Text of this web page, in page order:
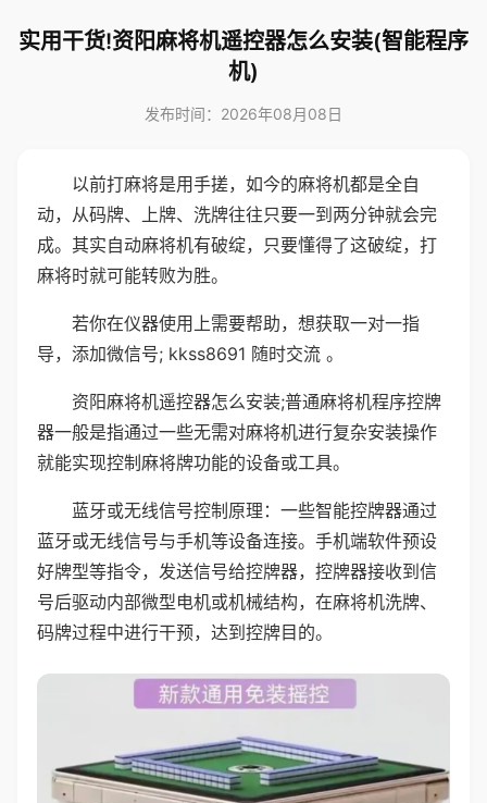
实用干货!资阳麻将机遥控器怎么安装(智能程序
机)
发布时间：2026年08月08日
以前打麻将是用手搓，如今的麻将机都是全自
动，从码牌、上牌、洗牌往往只要一到两分钟就会完
成。其实自动麻将机有破绽，只要懂得了这破绽，打
麻将时就可能转败为胜。
若你在仪器使用上需要帮助，想获取一对一指
导，添加微信号; kkss8691 随时交流 。
资阳麻将机遥控器怎么安装;普通麻将机程序控牌
器一般是指通过一些无需对麻将机进行复杂安装操作
就能实现控制麻将牌功能的设备或工具。
蓝牙或无线信号控制原理：一些智能控牌器通过
蓝牙或无线信号与手机等设备连接。手机端软件预设
好牌型等指令，发送信号给控牌器，控牌器接收到信
号后驱动内部微型电机或机械结构，在麻将机洗牌、
码牌过程中进行干预，达到控牌目的。